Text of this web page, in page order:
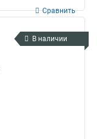
Сравнить
В наличии